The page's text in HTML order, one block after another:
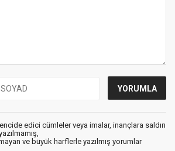
edici cümleler veya imalar, inançlara saldırı
ve büyük harflerle yazılmış yorumlar